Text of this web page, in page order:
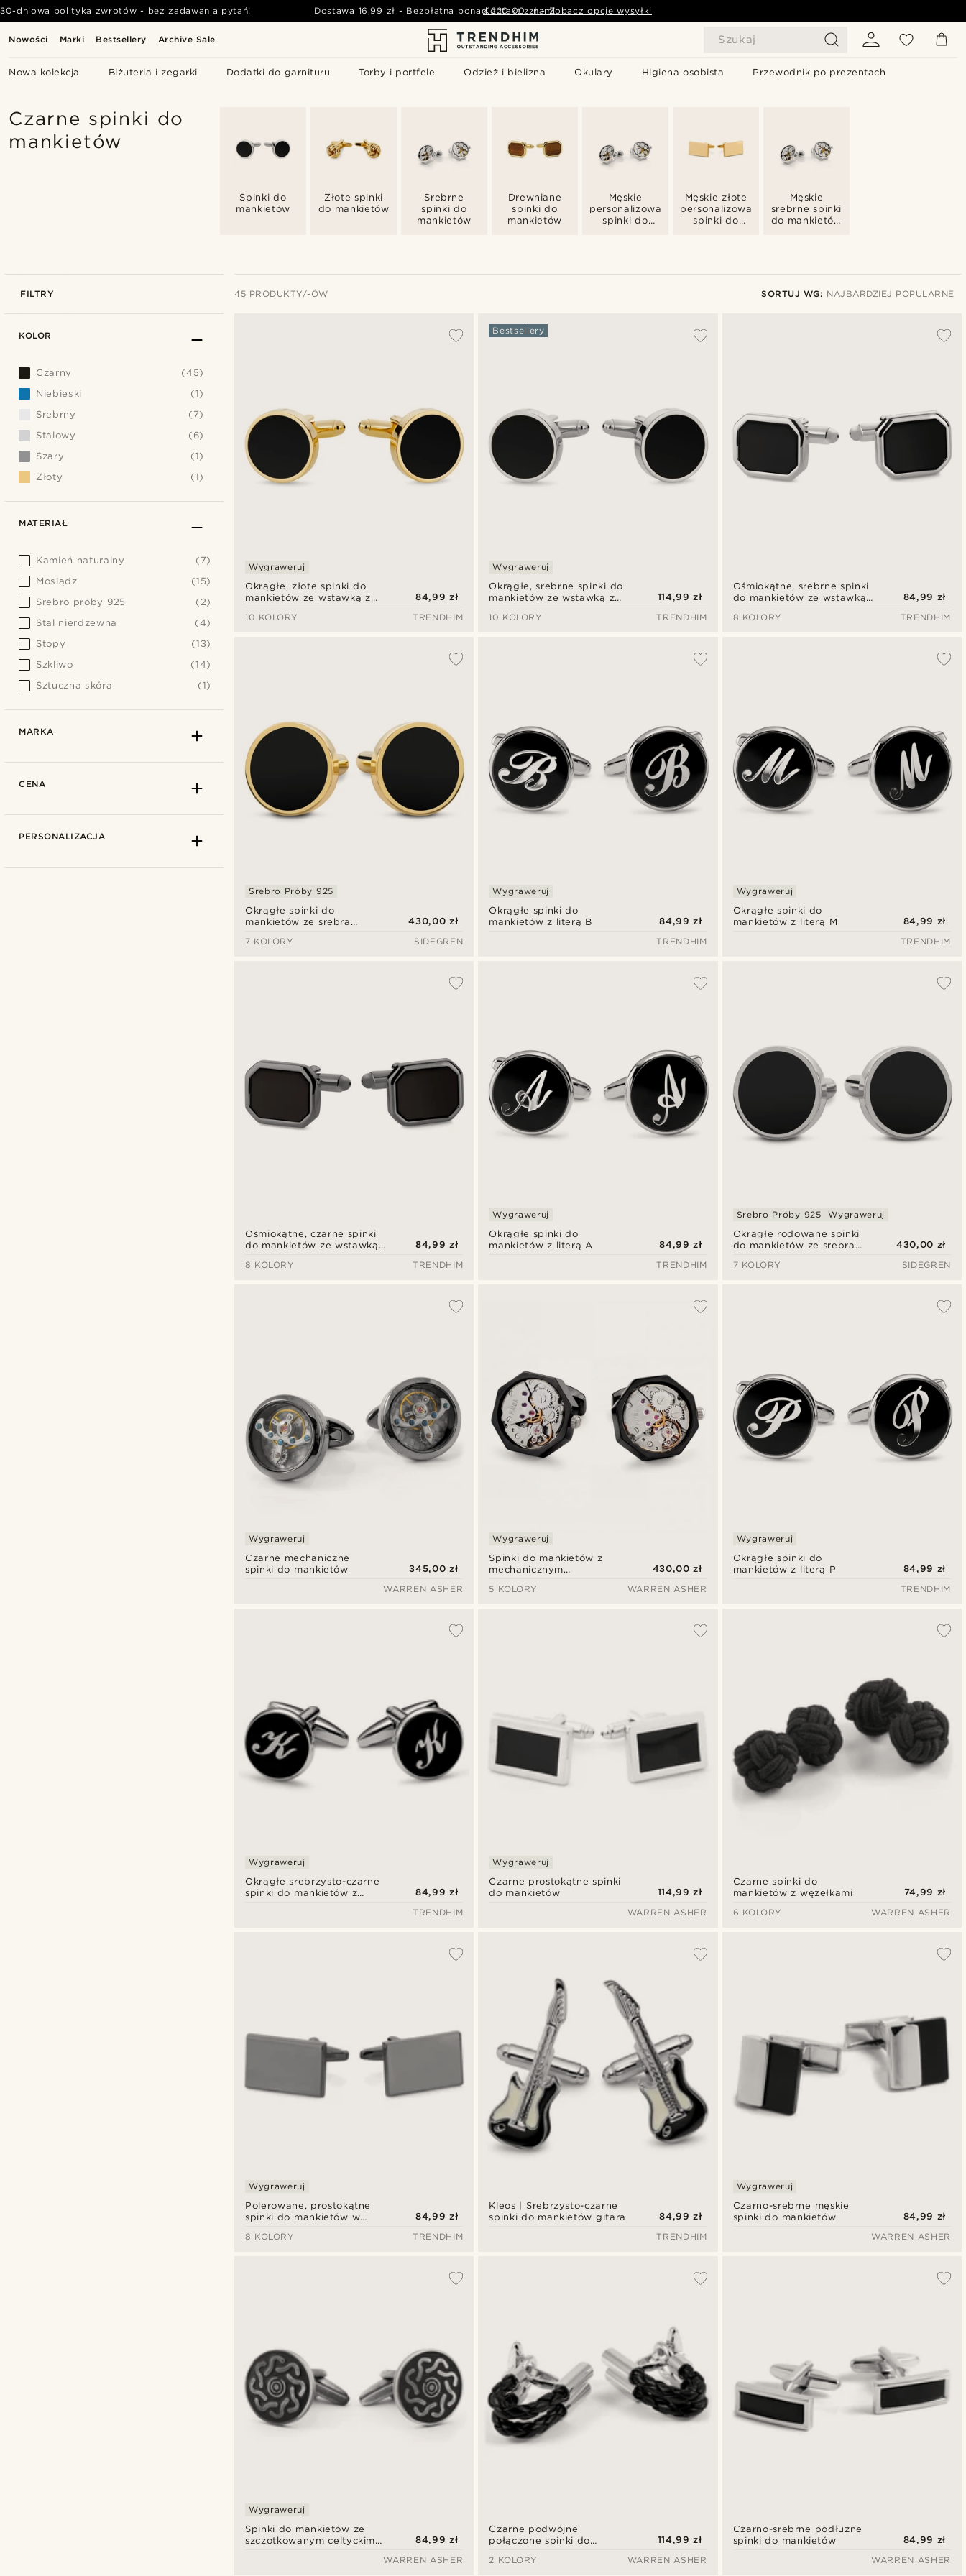
Nowości Marki Bestsellery Archive Sale Szukaj
Nowa kolekcja Biżuteria i zegarki Dodatki do garnituru Torby i portfele Odzież i bielizna Okulary Higiena osobista Przewodnik po prezentach
30-dniowa polityka zwrotów - bez zadawania pytań! Dostawa 16,99 zł - Bezpłatna ponad 220,00 zł - Zobacz opcje wysyłki
Kontakt z nami
Czarne spinki do
mankietów
Spinki do
mankietów
Złote spinki
do mankietów
Srebrne
spinki do
mankietów
Drewniane
spinki do
mankietów
Męskie
personalizowane
spinki do
Męskie złote
personalizowane
spinki do
Męskie
srebrne spinki
do mankietów
FILTRY 45 PRODUKTY/-ÓW SORTUJ WG: NAJBARDZIEJ POPULARNE
Okrągłe, złote spinki do
mankietów ze wstawką z
Wygraweruj
84,99 zł
10 KOLORY
TRENDHIM
Okrągłe, srebrne spinki do
mankietów ze wstawką z
Bestsellery
Wygraweruj
114,99 zł
10 KOLORY
TRENDHIM
Ośmiokątne, srebrne spinki
do mankietów ze wstawką
84,99 zł
8 KOLORY
TRENDHIM
Okrągłe spinki do
mankietów ze srebra
karatowym złotem z
Srebro Próby 925
430,00 zł
7 KOLORY
SIDEGREN
Okrągłe spinki do
mankietów z literą B
Wygraweruj
84,99 zł
TRENDHIM
Okrągłe spinki do
mankietów z literą M
Wygraweruj
84,99 zł
TRENDHIM
Ośmiokątne, czarne spinki
do mankietów ze wstawką
84,99 zł
8 KOLORY
TRENDHIM
Okrągłe spinki do
mankietów z literą A
Wygraweruj
84,99 zł
TRENDHIM
Okrągłe rodowane spinki
do mankietów ze srebra
onyksu
Srebro Próby 925 Wygraweruj
430,00 zł
7 KOLORY
SIDEGREN
Czarne mechaniczne
spinki do mankietów
Wygraweruj
345,00 zł
WARREN ASHER
Spinki do mankietów z
mechanicznym
w kolorze gunmetal z
Wygraweruj
430,00 zł
5 KOLORY
WARREN ASHER
Okrągłe spinki do
mankietów z literą P
Wygraweruj
84,99 zł
TRENDHIM
Okrągłe srebrzysto-czarne
spinki do mankietów z
Wygraweruj
84,99 zł
TRENDHIM
Czarne prostokątne spinki
do mankietów
Wygraweruj
114,99 zł
WARREN ASHER
Czarne spinki do
mankietów z węzełkami
74,99 zł
6 KOLORY
WARREN ASHER
Polerowane, prostokątne
spinki do mankietów w
Wygraweruj
84,99 zł
8 KOLORY
TRENDHIM
Kleos | Srebrzysto-czarne
spinki do mankietów gitara
84,99 zł
TRENDHIM
Czarno-srebrne męskie
spinki do mankietów
Wygraweruj
84,99 zł
WARREN ASHER
Spinki do mankietów ze
szczotkowanym celtyckim
Wygraweruj
84,99 zł
WARREN ASHER
Czarne podwójne
połączone spinki do
114,99 zł
2 KOLORY
WARREN ASHER
Czarno-srebrne podłużne
spinki do mankietów
84,99 zł
WARREN ASHER
KOLOR
Czarny
(45)
Niebieski
(1)
Srebrny
(7)
Stalowy
(6)
Szary
(1)
Złoty
(1)
MATERIAŁ
Kamień naturalny
(7)
Mosiądz
(15)
Srebro próby 925
(2)
Stal nierdzewna
(4)
Stopy
(13)
Szkliwo
(14)
Sztuczna skóra
(1)
MARKA
CENA
PERSONALIZACJA